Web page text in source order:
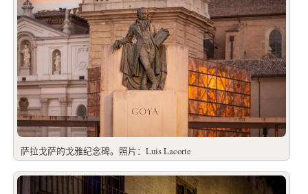
萨拉戈萨的戈雅纪念碑。照片：Luis Lacorte